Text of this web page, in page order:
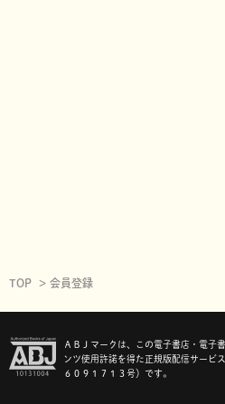
TOP 会員登録
ＡＢＪマークは、この電子書店・電子
ンツ使用許諾を得た正規版配信サービ
６０９１７１３号）です。